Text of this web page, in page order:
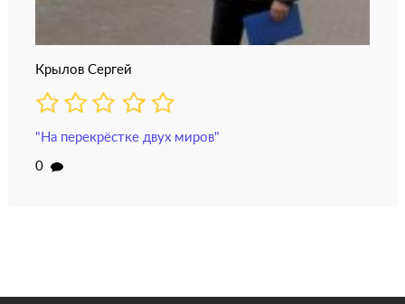
Крылов Сергей
"На перекрёстке двух миров"
0